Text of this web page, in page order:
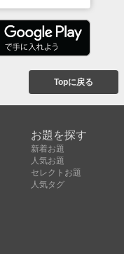
Topに戻る
お題を探す
新着お題
人気お題
セレクトお題
人気タグ